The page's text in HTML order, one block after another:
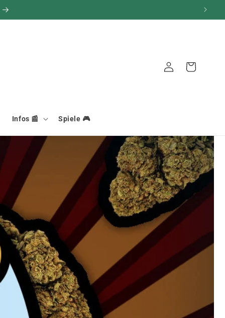
Infos 📰 Spiele 🎮
VerbindungWarenkorb